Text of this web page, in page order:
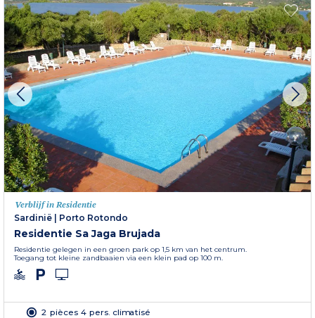
Verblijf in Residentie
Sardinië
Porto Rotondo
Residentie Sa Jaga Brujada
Residentie gelegen in een groen park op 1,5 km van het centrum.
Toegang tot kleine zandbaaien via een klein pad op 100 m.
2 pièces 4 pers. climatisé